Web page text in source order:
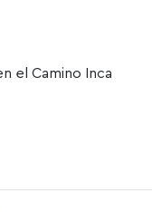
el Camino Inca